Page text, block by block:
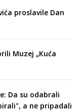
proslavile Dan
Muzej „Kuća
Da su odabrali
a ne pripadali